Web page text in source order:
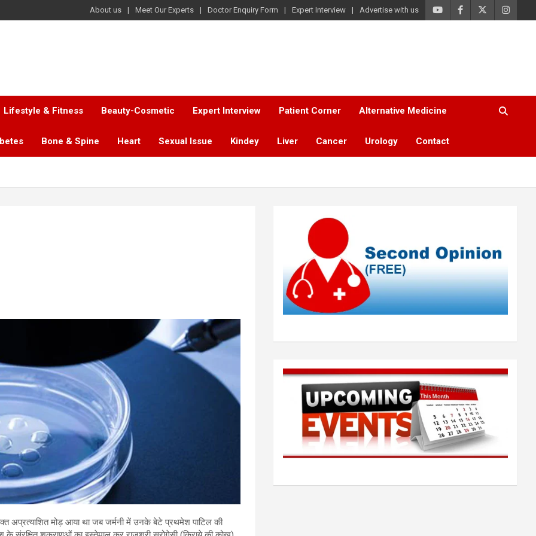
About us Meet Our Experts Doctor Enquiry Form Expert Interview Advertise with us
Lifestyle & Fitness Beauty-Cosmetic Expert Interview Patient Corner Alternative Medicine
Bone & Spine Heart Sexual Issue Kindey Liver Cancer Urology Contact
अप्रत्याशित मोड़ आया था जब जर्मनी में उनके बेटे प्रथमेश पाटिल की